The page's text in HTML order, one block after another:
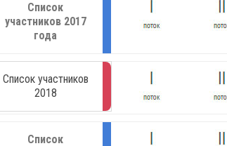
Список
участников 2017
года
Список участников
2018
Список